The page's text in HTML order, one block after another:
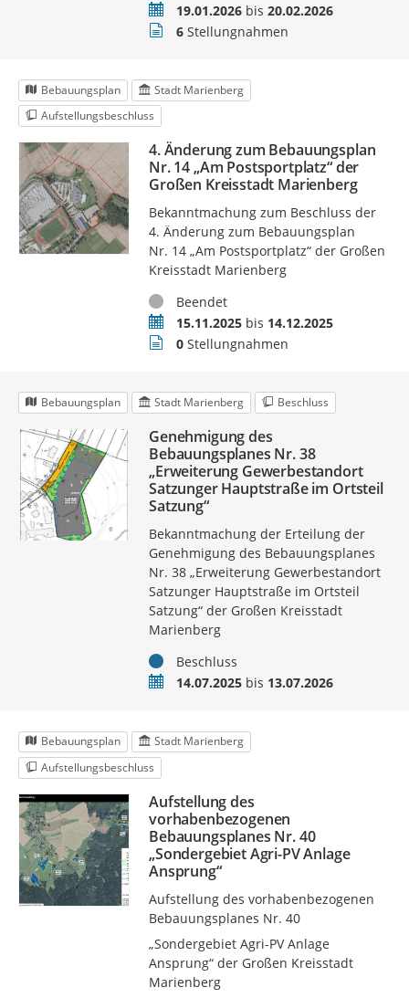
Zeitraum19.01.2026bis 20.02.2026
Stellungnahmen
6Stellungnahmen
Bebauungsplan
Stadt Marienberg
Aufstellungsbeschluss
4. Änderung zum Bebauungsplan
Nr. 14 „Am Postsportplatz“ der
Großen Kreisstadt Marienberg
Bekanntmachung zum Beschluss der
4. Änderung zum Bebauungsplan
Nr. 14 „Am Postsportplatz“ der Großen
Kreisstadt Marienberg
StatusBeendet
Zeitraum15.11.2025bis 14.12.2025
Stellungnahmen
0Stellungnahmen
Bebauungsplan Stadt Marienberg Beschluss
Genehmigung des
Bebauungsplanes Nr. 38
„Erweiterung Gewerbestandort
Satzunger Hauptstraße im Ortsteil
Satzung“
Bekanntmachung der Erteilung der
Genehmigung des Bebauungsplanes
Nr. 38 „Erweiterung Gewerbestandort
Satzunger Hauptstraße im Ortsteil
Satzung“ der Großen Kreisstadt
Marienberg
StatusBeschluss
Zeitraum14.07.2025bis 13.07.2026
Bebauungsplan
Stadt Marienberg
Aufstellungsbeschluss
Aufstellung des
vorhabenbezogenen
Bebauungsplanes Nr. 40
„Sondergebiet Agri-PV Anlage
Ansprung“
Aufstellung des vorhabenbezogenen
Bebauungsplanes Nr. 40
„Sondergebiet Agri-PV Anlage
Ansprung“ der Großen Kreisstadt
Marienberg